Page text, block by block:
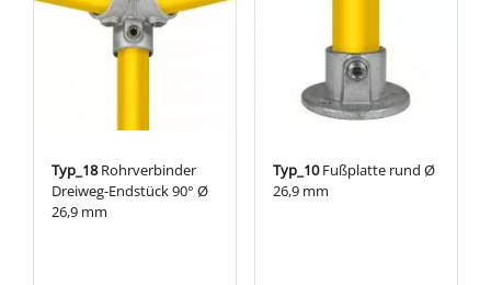
Typ_18Rohrverbinder
Dreiweg-Endstück 90° Ø
26,9 mm
Typ_10Fußplatte rund Ø
26,9 mm